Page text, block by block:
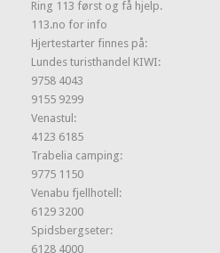
Ring 113 først og få hjelp.
113.no for info
Hjertestarter finnes på:
Lundes turisthandel KIWI:
9758 4043
9155 9299
Venastul:
4123 6185
Trabelia camping:
9775 1150
Venabu fjellhotell:
6129 3200
Spidsbergseter:
6128 4000